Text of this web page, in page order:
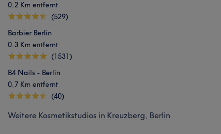
0,2 Km entfernt
(529)
Barbier Berlin
0,3 Km entfernt
(1531)
B4 Nails - Berlin
0,7 Km entfernt
(40)
Weitere Kosmetikstudios in Kreuzberg, Berlin